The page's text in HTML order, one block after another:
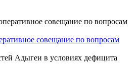
совещание по вопросам